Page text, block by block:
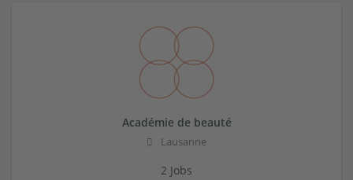
Académie de beauté
Lausanne
2 Jobs